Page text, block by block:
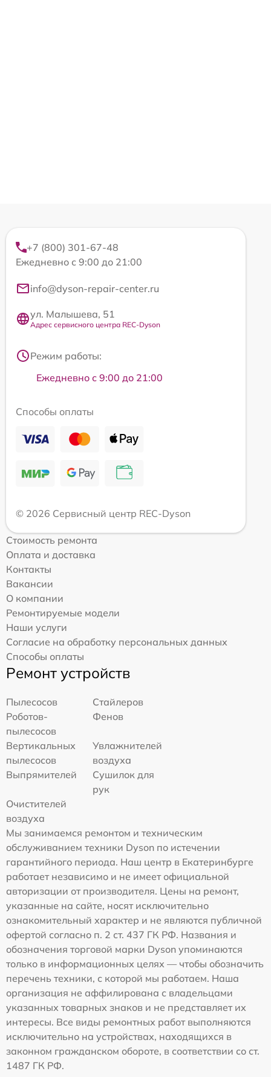
+7 (800) 301-67-48
Ежедневно с 9:00 до 21:00
info@dyson-repair-center.ru
ул. Малышева, 51
Адрес сервисного центра REC-Dyson
Режим работы:
Ежедневно с 9:00 до 21:00
Способы оплаты
© 2026 Сервисный центр REC-Dyson
Стоимость ремонта
Оплата и доставка
Контакты
Вакансии
О компании
Ремонтируемые модели
Наши услуги
Согласие на обработку персональных данных
Способы оплаты
Ремонт устройств
Пылесосов
Стайлеров
Роботов-
пылесосов
Фенов
Вертикальных
пылесосов
Увлажнителей
воздуха
Выпрямителей
Сушилок для
рук
Очистителей
воздуха
Мы занимаемся ремонтом и техническим
обслуживанием техники Dyson по истечении
гарантийного периода. Наш центр в Екатеринбурге
работает независимо и не имеет официальной
авторизации от производителя. Цены на ремонт,
указанные на сайте, носят исключительно
ознакомительный характер и не являются публичной
офертой согласно п. 2 ст. 437 ГК РФ. Названия и
обозначения торговой марки Dyson упоминаются
только в информационных целях — чтобы обозначить
перечень техники, с которой мы работаем. Наша
организация не аффилирована с владельцами
указанных товарных знаков и не представляет их
интересы. Все виды ремонтных работ выполняются
исключительно на устройствах, находящихся в
законном гражданском обороте, в соответствии со ст.
1487 ГК РФ.